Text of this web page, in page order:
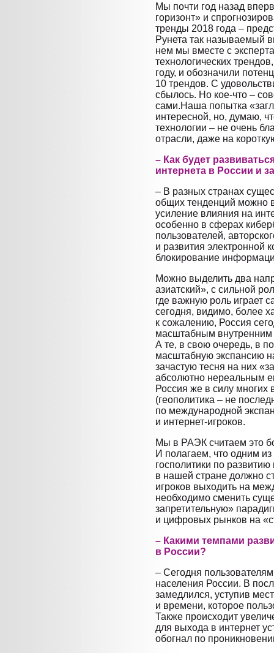
Мы почти год назад
горизонт» и
тренды 2018 года –
Рунета так называемый
нем мы вместе с
технологических
году, и обозначили
10 трендов. С
сбылось. Но кое-что –
сами.Наша попытка
интересной, но, думаю,
технологии – не очень
отрасли, даже на
– Как будет
интернета в России и
– В разных странах
общих тенденций можно
усиление влияния на
особенно в сферах
пользователей,
и развития электронной
блокирование
Можно выделить два
азиатский», с сильной
где важную роль играет
сегодня, видимо, более
к сожалению, Россия
масштабным внутренним
А те, в свою очередь, в
масштабную экспансию
зачастую тесня на них
абсолютно нереальным
Россия же в силу многих
(геополитика – не
по международной
и интернет-игроков.
Мы в РАЭК считаем это
И полагаем, что одним
госполитики по
в нашей стране должно
игроков выходить на
необходимо сменить
запретительную»
и цифровых рынков на
– Какими темпами
в России?
– Сегодня
населения России. В
замедлился, уступив
и времени, которое
Также происходит
для выхода в интернет
обогнал по